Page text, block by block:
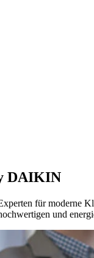
DAIKIN
für moderne
und